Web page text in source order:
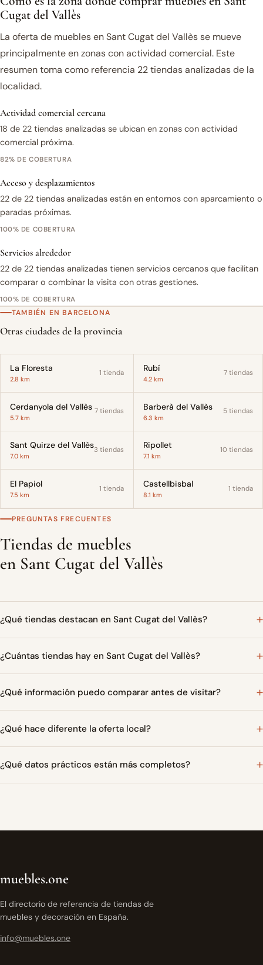
Cugat del Vallès
La oferta de muebles en Sant Cugat del Vallès se mueve
principalmente en zonas con actividad comercial. Este
resumen toma como referencia 22 tiendas analizadas de la
localidad.
Actividad comercial cercana
18 de 22 tiendas analizadas se ubican en zonas con actividad
comercial próxima.
82% DE COBERTURA
Acceso y desplazamientos
22 de 22 tiendas analizadas están en entornos con aparcamiento o
paradas próximas.
100% DE COBERTURA
Servicios alrededor
22 de 22 tiendas analizadas tienen servicios cercanos que facilitan
comparar o combinar la visita con otras gestiones.
100% DE COBERTURA
TAMBIÉN EN BARCELONA
Otras ciudades de la provincia
La Floresta
2.8 km
1 tienda Rubí
4.2 km
7 tiendas
Cerdanyola del Vallès
5.7 km
7 tiendas Barberà del Vallès
6.3 km
5 tiendas
Sant Quirze del Vallès
7.0 km
3 tiendas Ripollet
7.1 km
10 tiendas
El Papiol
7.5 km
1 tienda Castellbisbal
8.1 km
1 tienda
PREGUNTAS FRECUENTES
Tiendas de muebles
en Sant Cugat del Vallès
¿Qué tiendas destacan en Sant Cugat del Vallès?
¿Cuántas tiendas hay en Sant Cugat del Vallès?
¿Qué información puedo comparar antes de visitar?
¿Qué hace diferente la oferta local?
¿Qué datos prácticos están más completos?
muebles.one
El directorio de referencia de tiendas de
muebles y decoración en España.
info@muebles.one